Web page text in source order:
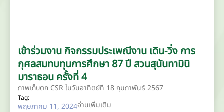
เข้าร่วมงาน กิจกรรมประเพณีงาน เดิน-วิ่ง การ
กุศลสมทบทุนการศึกษา 87 ปี สวนสุนันทามินิ
มาราธอน ครั้งที่ 4
ภาพเก็บตก CSR ในวันอาทิตย์ที่ 18 กุมภาพันธ์ 2567
Tag:
พฤษภาคม 11, 2024อ่านเพิ่มเติม